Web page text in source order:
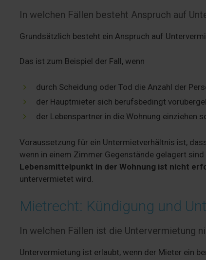
In welchen Fällen besteht Anspruch auf
Grundsätzlich besteht ein Anspruch auf
Das ist zum Beispiel der Fall, wenn
durch Scheidung oder Tod die Anzahl der
der Hauptmieter sich berufsbedingt
der Lebenspartner in die Wohnung einziehen
Voraussetzung für ein Untermietverhältnis ist,
wenn in einem Zimmer Gegenstände gelagert
Lebensmittelpunkt in der Wohnung ist nicht
untervermietet wird.
Mietrecht: Kündigung und
In welchen Fällen ist die Untervermietung
Untervermietung ist erlaubt, wenn der Mieter ein